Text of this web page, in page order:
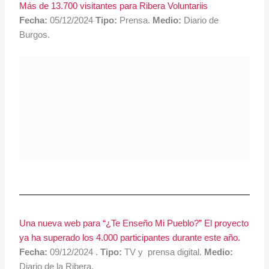
Más de 13.700 visitantes para Ribera Voluntariis
Fecha: 05/12/2024Tipo: Prensa. Medio: Diario de
Burgos.
Una nueva web para “¿Te Enseño Mi Pueblo?” El proyecto
ya ha superado los 4.000 participantes durante este año.
Fecha: 09/12/2024 .Tipo: TV y prensa digital. Medio:
Diario de la Ribera.